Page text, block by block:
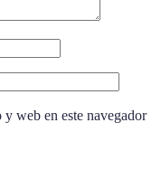
web en este navegador